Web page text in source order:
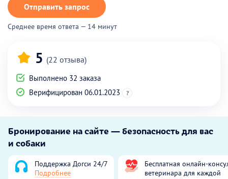
Отправить запрос
Среднее время ответа — 14 минут
5 (22 отзыва)
Выполнено 32 заказа
Верифицирован 06.01.2023
?
Бронирование на сайте — безопасность для вас
и собаки
Поддержка Догси 24/7
Подробнее
Бесплатная онлайн-
ветеринара для каждой